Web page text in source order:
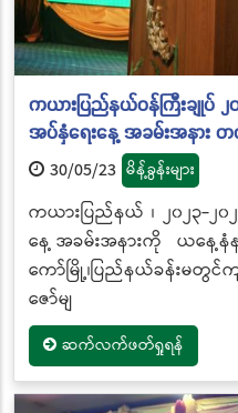
ကယားပြည်နယ်ဝန်ကြီးချုပ် ၂
အပ်နှံရေးနေ့ အခမ်းအနား
30/05/23 မိန့်ခွန်းများ
ကယားပြည်နယ် ၊ ၂၀၂၃-၂၀
နေ့ အခမ်းအနားကို ယနေ့
ကော်မြို့၊ပြည်နယ်ခန်းမတွင်က
ဇော်မျ
ဆက်လက်ဖတ်ရှုရန်